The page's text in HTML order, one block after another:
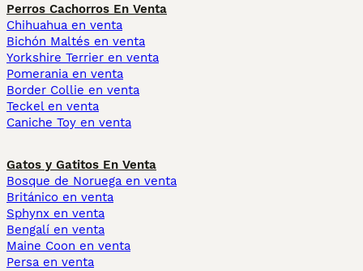
Perros Cachorros En Venta
Chihuahua en venta
Bichón Maltés en venta
Yorkshire Terrier en venta
Pomerania en venta
Border Collie en venta
Teckel en venta
Caniche Toy en venta
Gatos y Gatitos En Venta
Bosque de Noruega en venta
Británico en venta
Sphynx en venta
Bengalí en venta
Maine Coon en venta
Persa en venta